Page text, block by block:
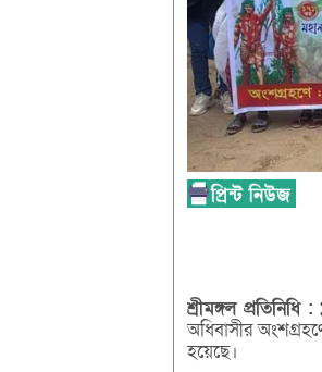
শ্রীমঙ্গলপ্রতিনিধি :
অধিবাসীর
হয়েছে।